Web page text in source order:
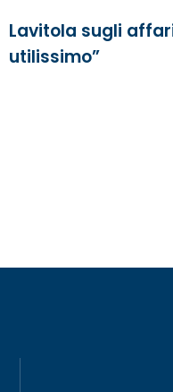
Lavitola sugli
utilissimo”